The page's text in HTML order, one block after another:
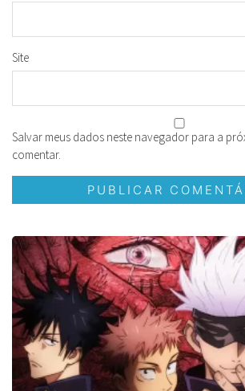
Site
Salvar meus dados neste navegador para a
comentar.